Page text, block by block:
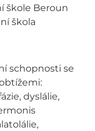
škole Beroun
škola
schopnosti se
dyslálie,